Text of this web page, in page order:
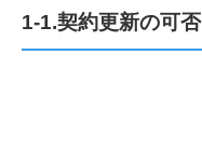
1-1.契約更新の可否